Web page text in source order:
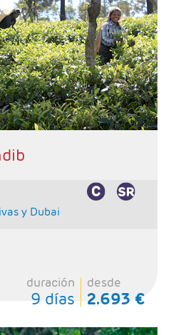
1 noche en P.N Yala o
Ella, 1 noche en Kandy, 2
en Colombo,
Superior.
(7 Desayunos, 6 comidas
VIAJAR A SRI LANKA
y Dubai
duración
9 días
desde
2.693 €